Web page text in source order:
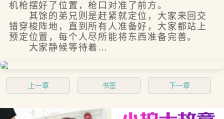
机枪摆好了位置，枪口对准了前方。
其馀的弟兄则是赶紧就定位，大家来回交
错穿梭阵地，直到所有人准备好，大家都站上
预定位置，每个人尽所能将东西准备完善。
大家静候等待着…
上一章 书签 下一章